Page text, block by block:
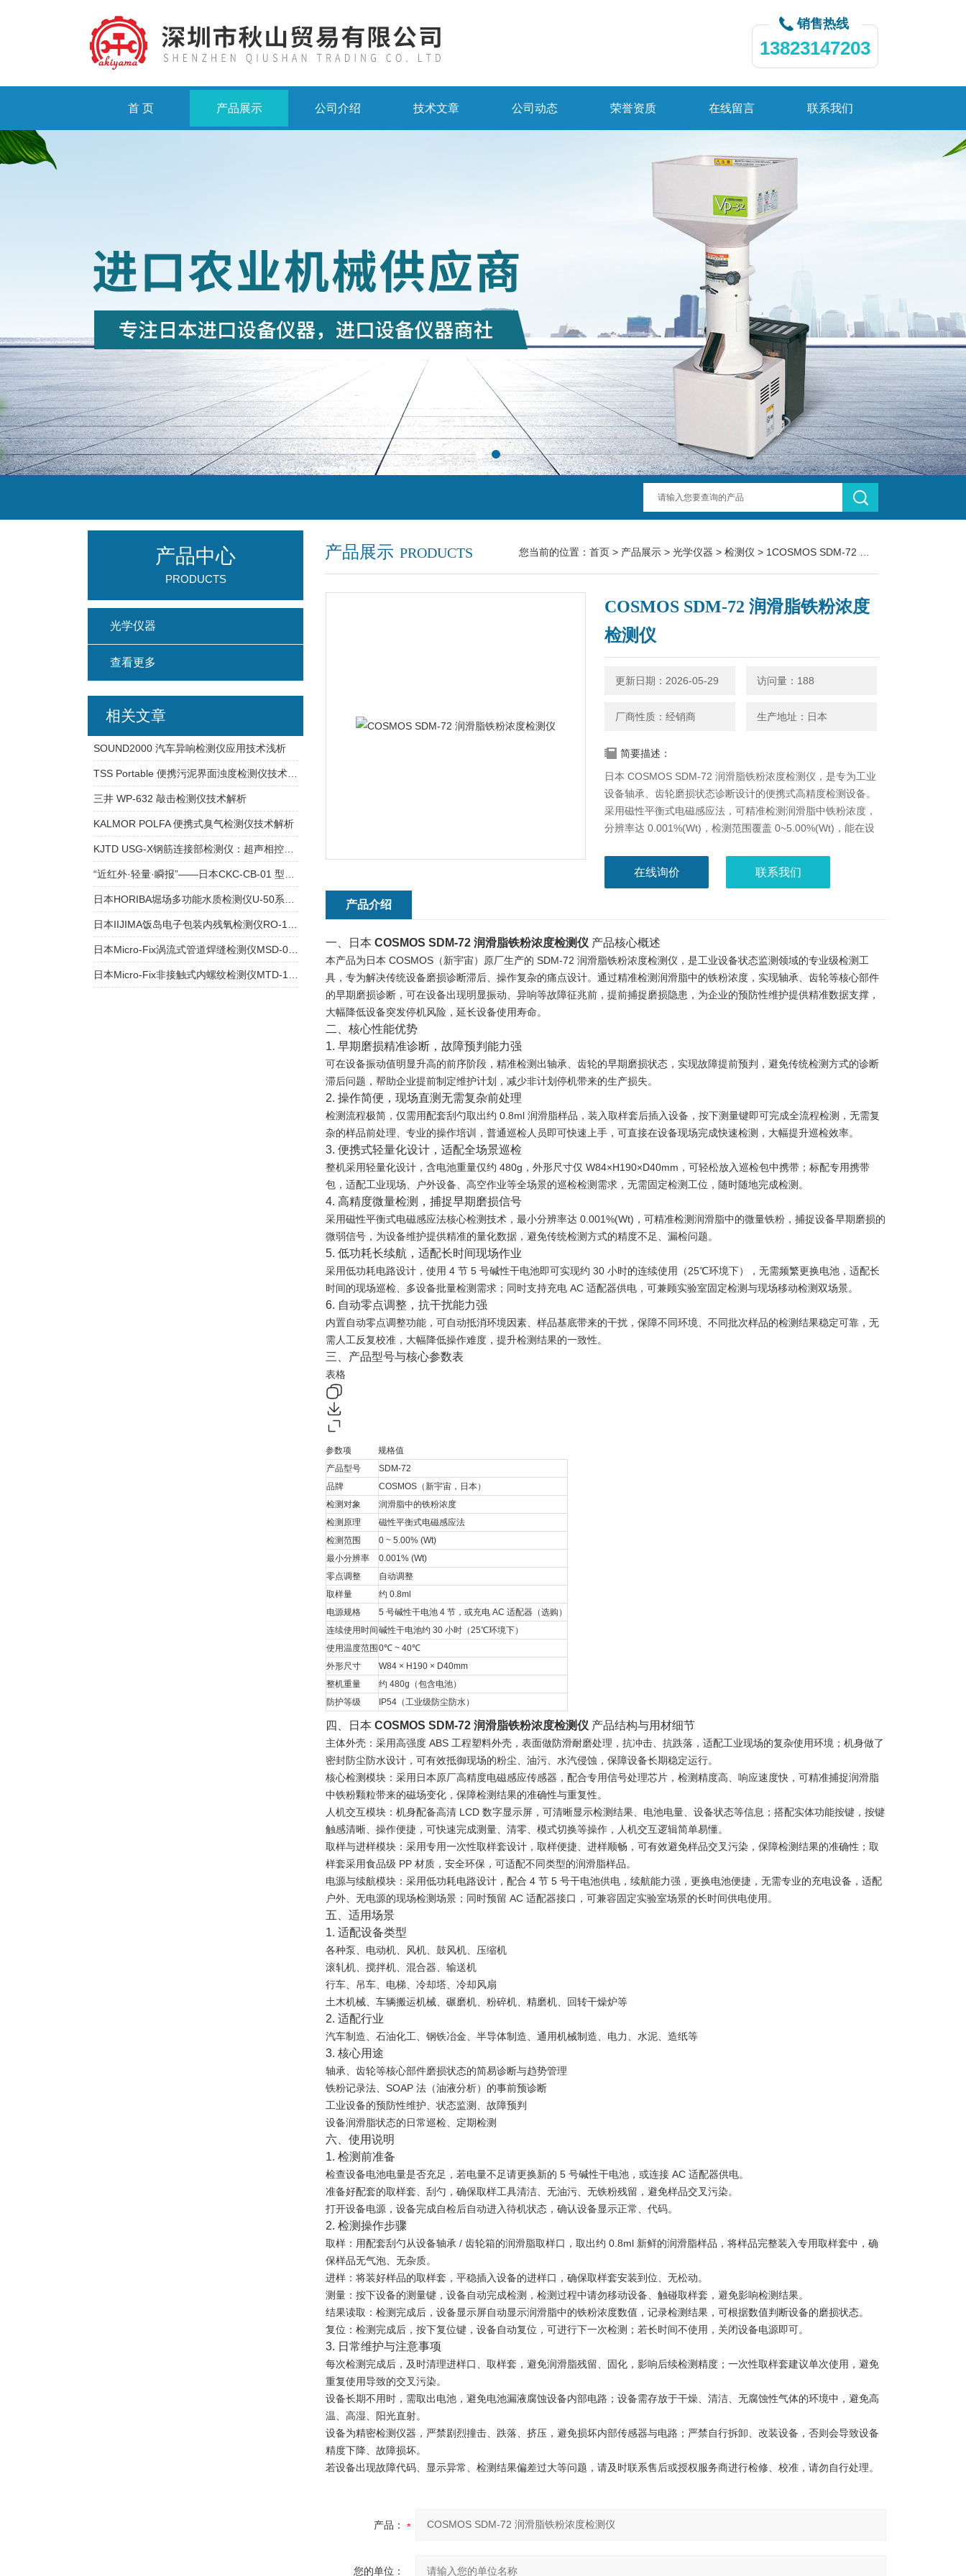
销售热线
13823147203
首 页 产品展示 公司介绍 技术文章 公司动态 荣誉资质 在线留言 联系我们
产品展示 PRODUCTS 您当前的位置： 首页 > 产品展示 > 光学仪器 > 检测仪 > 1COSMOS SDM-72 润滑脂铁粉浓度检测仪
COSMOS SDM-72 润滑脂铁粉浓度
检测仪
更新日期：2026-05-29 访问量：188
厂商性质：经销商 生产地址：日本
简要描述：
日本 COSMOS SDM-72 润滑脂铁粉浓度检测仪，是专为工业
设备轴承、齿轮磨损状态诊断设计的便携式高精度检测设备。
采用磁性平衡式电磁感应法，可精准检测润滑脂中铁粉浓度，
分辨率达 0.001%(Wt)，检测范围覆盖 0~5.00%(Wt)，能在设
钢铁、半导体、通用机械制造等多行业的
在线询价 联系我们
产品介绍
一、日本 COSMOS SDM-72 润滑脂铁粉浓度检测仪 产品核心概述
本产品为日本 COSMOS（新宇宙）原厂生产的 SDM-72 润滑脂铁粉浓度检测仪 ，是工业设备状态监测领域的专业级检测工
具，专为解决传统设备磨损诊断滞后、操作复杂的痛点设计。通过精准检测润滑脂中的铁粉浓度，实现轴承、齿轮等核心部件
的早期磨损诊断，可在设备出现明显振动、异响等故障征兆前，提前捕捉磨损隐患，为企业的预防性维护提供精准数据支撑，
大幅降低设备突发停机风险，延长设备使用寿命。
二、核心性能优势
1. 早期磨损精准诊断，故障预判能力强
可在设备振动值明显升高的前序阶段，精准检测出轴承、齿轮的早期磨损状态，实现故障提前预判，避免传统检测方式的诊断
滞后问题，帮助企业提前制定维护计划，减少非计划停机带来的生产损失。
2. 操作简便，现场直测无需复杂前处理
检测流程极简，仅需用配套刮勺取出约 0.8ml 润滑脂样品，装入取样套后插入设备，按下测量键即可完成全流程检测，无需复
杂的样品前处理、专业的操作培训，普通巡检人员即可快速上手，可直接在设备现场完成快速检测，大幅提升巡检效率。
3. 便携式轻量化设计，适配全场景巡检
整机采用轻量化设计，含电池重量仅约 480g，外形尺寸仅 W84×H190×D40mm，可轻松放入巡检包中携带；标配专用携带
包，适配工业现场、户外设备、高空作业等全场景的巡检检测需求，无需固定检测工位，随时随地完成检测。
4. 高精度微量检测，捕捉早期磨损信号
采用磁性平衡式电磁感应法核心检测技术，最小分辨率达 0.001%(Wt)，可精准检测润滑脂中的微量铁粉，捕捉设备早期磨损的
微弱信号，为设备维护提供精准的量化数据，避免传统检测方式的精度不足、漏检问题。
5. 低功耗长续航，适配长时间现场作业
采用低功耗电路设计，使用 4 节 5 号碱性干电池即可实现约 30 小时的连续使用（25℃环境下），无需频繁更换电池，适配长
时间的现场巡检、多设备批量检测需求；同时支持充电 AC 适配器供电，可兼顾实验室固定检测与现场移动检测双场景。
6. 自动零点调整，抗干扰能力强
内置自动零点调整功能，可自动抵消环境因素、样品基底带来的干扰，保障不同环境、不同批次样品的检测结果稳定可靠，无
需人工反复校准，大幅降低操作难度，提升检测结果的一致性。
三、产品型号与核心参数表
表格
参数项
规格值
产品型号
SDM-72
品牌
COSMOS（新宇宙，日本）
检测对象
润滑脂中的铁粉浓度
检测原理
磁性平衡式电磁感应法
检测范围
0 ~ 5.00% (Wt)
最小分辨率
0.001% (Wt)
零点调整
自动调整
取样量
约 0.8ml
电源规格
5 号碱性干电池 4 节，或充电 AC 适配器（选购）
连续使用时间 碱性干电池约 30 小时（25℃环境下）
使用温度范围 0℃ ~ 40℃
外形尺寸
W84 × H190 × D40mm
整机重量
约 480g（包含电池）
防护等级
IP54（工业级防尘防水）
四、日本 COSMOS SDM-72 润滑脂铁粉浓度检测仪 产品结构与用材细节
主体外壳 ：采用高强度 ABS 工程塑料外壳，表面做防滑耐磨处理，抗冲击、抗跌落，适配工业现场的复杂使用环境；机身做了
密封防尘防水设计，可有效抵御现场的粉尘、油污、水汽侵蚀，保障设备长期稳定运行。
核心检测模块 ：采用日本原厂高精度电磁感应传感器，配合专用信号处理芯片，检测精度高、响应速度快，可精准捕捉润滑脂
中铁粉颗粒带来的磁场变化，保障检测结果的准确性与重复性。
人机交互模块 ：机身配备高清 LCD 数字显示屏，可清晰显示检测结果、电池电量、设备状态等信息；搭配实体功能按键，按键
触感清晰、操作便捷，可快速完成测量、清零、模式切换等操作，人机交互逻辑简单易懂。
取样与进样模块 ：采用专用一次性取样套设计，取样便捷、进样顺畅，可有效避免样品交叉污染，保障检测结果的准确性；取
样套采用食品级 PP 材质，安全环保，可适配不同类型的润滑脂样品。
电源与续航模块 ：采用低功耗电路设计，配合 4 节 5 号干电池供电，续航能力强，更换电池便捷，无需专业的充电设备，适配
户外、无电源的现场检测场景；同时预留 AC 适配器接口，可兼容固定实验室场景的长时间供电使用。
五、适用场景
1. 适配设备类型
各种泵、电动机、风机、鼓风机、压缩机
滚轧机、搅拌机、混合器、输送机
行车、吊车、电梯、冷却塔、冷却风扇
土木机械、车辆搬运机械、碾磨机、粉碎机、精磨机、回转干燥炉等
2. 适配行业
汽车制造、石油化工、钢铁冶金、半导体制造、通用机械制造、电力、水泥、造纸等
3. 核心用途
轴承、齿轮等核心部件磨损状态的简易诊断与趋势管理
铁粉记录法、SOAP 法（油液分析）的事前预诊断
工业设备的预防性维护、状态监测、故障预判
设备润滑脂状态的日常巡检、定期检测
六、使用说明
1. 检测前准备
检查设备电池电量是否充足，若电量不足请更换新的 5 号碱性干电池，或连接 AC 适配器供电。
准备好配套的取样套、刮勺，确保取样工具清洁、无油污、无铁粉残留，避免样品交叉污染。
打开设备电源，设备完成自检后自动进入待机状态，确认设备显示正常、代码。
2. 检测操作步骤
取样 ：用配套刮勺从设备轴承 / 齿轮箱的润滑脂取样口，取出约 0.8ml 新鲜的润滑脂样品，将样品完整装入专用取样套中，确
保样品无气泡、无杂质。
进样 ：将装好样品的取样套，平稳插入设备的进样口，确保取样套安装到位、无松动。
测量 ：按下设备的测量键，设备自动完成检测，检测过程中请勿移动设备、触碰取样套，避免影响检测结果。
结果读取 ：检测完成后，设备显示屏自动显示润滑脂中的铁粉浓度数值，记录检测结果，可根据数值判断设备的磨损状态。
复位 ：检测完成后，按下复位键，设备自动复位，可进行下一次检测；若长时间不使用，关闭设备电源即可。
3. 日常维护与注意事项
每次检测完成后，及时清理进样口、取样套，避免润滑脂残留、固化，影响后续检测精度；一次性取样套建议单次使用，避免
重复使用导致的交叉污染。
设备长期不用时，需取出电池，避免电池漏液腐蚀设备内部电路；设备需存放于干燥、清洁、无腐蚀性气体的环境中，避免高
温、高湿、阳光直射。
设备为精密检测仪器，严禁剧烈撞击、跌落、挤压，避免损坏内部传感器与电路；严禁自行拆卸、改装设备，否则会导致设备
精度下降、故障损坏。
若设备出现故障代码、显示异常、检测结果偏差过大等问题，请及时联系售后或授权服务商进行检修、校准，请勿自行处理。
产品：
您的单位：
产品中心
PRODUCTS
光学仪器
查看更多
相关文章
SOUND2000 汽车异响检测仪应用技术浅析
TSS Portable 便携污泥界面浊度检测仪技术浅析
三井 WP-632 敲击检测仪技术解析
KALMOR POLFA 便携式臭气检测仪技术解析
KJTD USG-X钢筋连接部检测仪：超声相控阵技术在结构健康监测中的应用
日本Micro-Fix涡流式管道焊缝检测仪MSD-03：无损检测利器